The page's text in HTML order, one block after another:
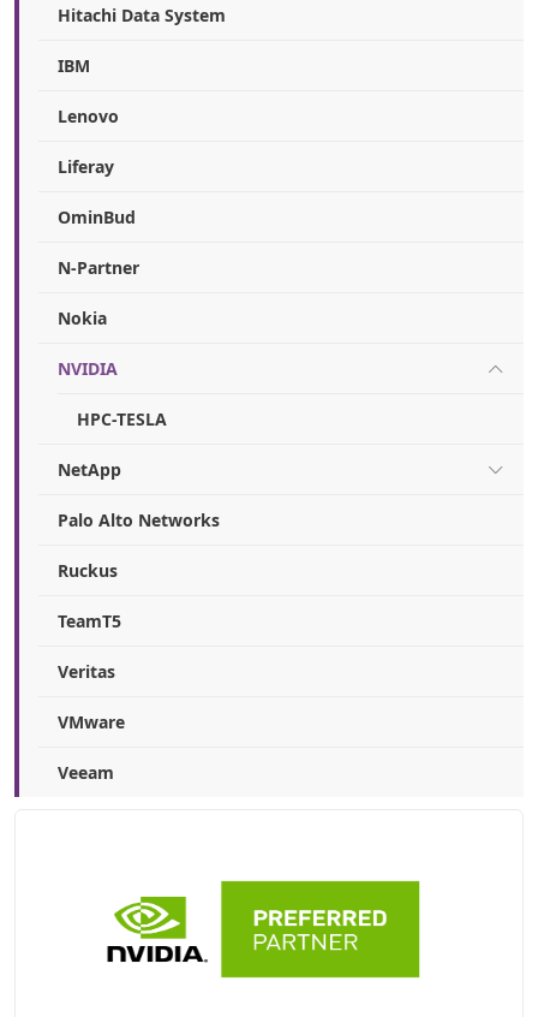
Hitachi Data System
IBM
Lenovo
Liferay
OminBud
N-Partner
Nokia
NVIDIA
HPC-TESLA
NetApp
Palo Alto Networks
Ruckus
TeamT5
Veritas
VMware
Veeam